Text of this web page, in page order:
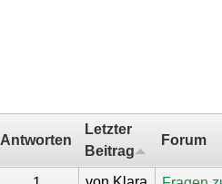
Antworten
Letzter
Beitrag
Forum